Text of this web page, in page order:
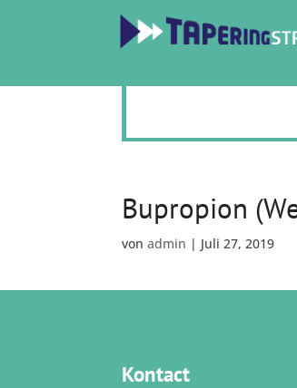
Bupropion
vonadmin | Juli 27, 2019
Kontact